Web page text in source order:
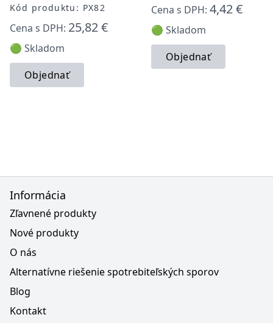
Kód produktu: PX82
Cena s DPH: 25,82 €
🟢 Skladom
Objednať
Cena s DPH: 4,42 €
🟢 Skladom
Objednať
Informácia
Zľavnené produkty
Nové produkty
O nás
Alternatívne riešenie spotrebiteľských sporov
Blog
Kontakt